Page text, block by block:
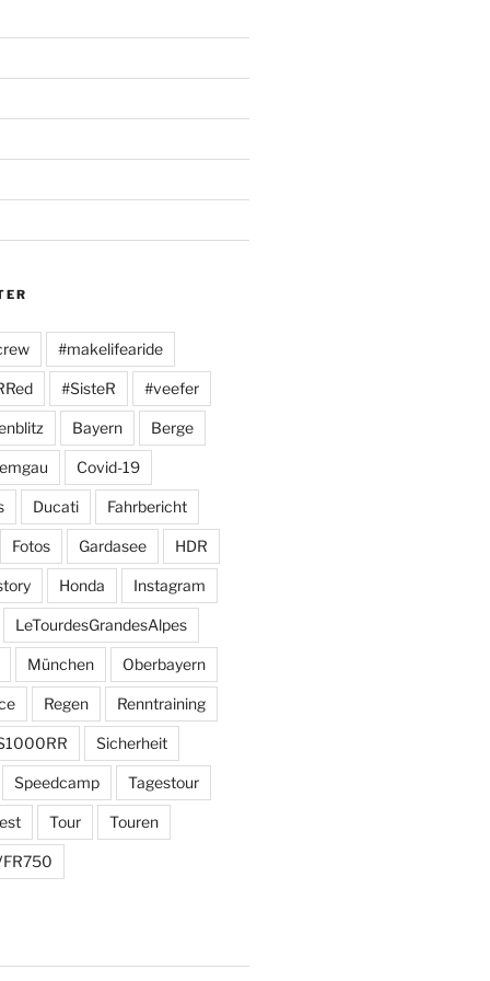
#makelifearide
#SisteR #veefer
Bayern Berge
Covid-19
Ducati Fahrbericht
Fotos Gardasee HDR
Honda Instagram
LeTourdesGrandesAlpes
München Oberbayern
Regen Renntraining
Sicherheit
Speedcamp Tagestour
Tour Touren